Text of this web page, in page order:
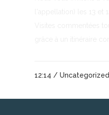
12:14 / Uncategorized